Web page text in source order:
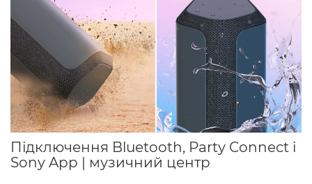
Підключення Bluetooth, Party Connect і
Sony App | музичний центр